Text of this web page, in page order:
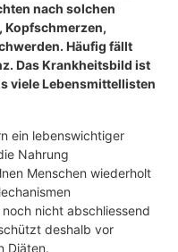
nach solchen
Kopfschmerzen,
Häufig fällt
Das Krankheitsbild ist
viele Lebensmittellisten
ein lebenswichtiger
Nahrung
Menschen wiederholt
nicht abschliessend
deshalb vor
Diäten.